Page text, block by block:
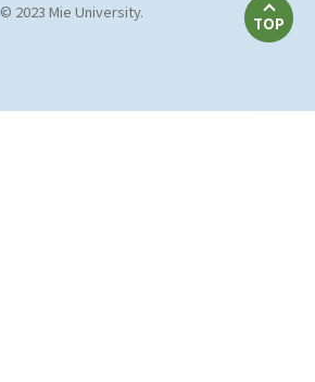
© 2023 Mie University.
TOP